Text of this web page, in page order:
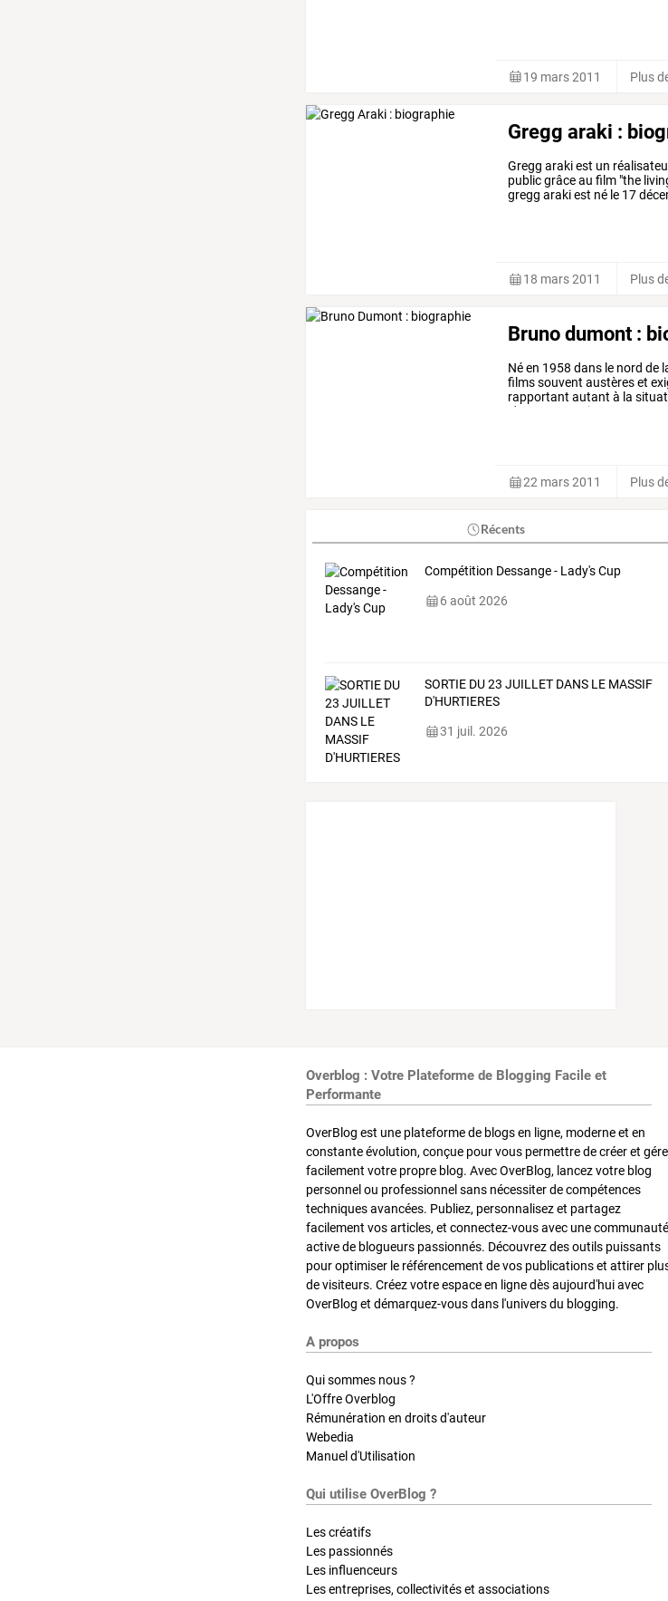
19 mars 2011 Plus
Gregg araki :
Gregg araki est un
public grâce au film "the
gregg araki est né le 17
18 mars 2011 Plus
Bruno dumont :
Néen 1958 dans le nord de
filmssouvent austèreset
rapportant autant à la
s'appuyant
uniquement
22 mars 2011 Plus
Récents
Compétition Dessange - Lady's Cup
6 août 2026
SORTIE DU 23 JUILLET DANS LE MASSIF
D'HURTIERES
31 juil. 2026
Overblog : Votre Plateforme de Blogging Facile et
Performante
OverBlog est une plateforme de blogs en ligne, moderne et en
constante évolution, conçue pour vous permettre de créer et
facilement votre propre blog. Avec OverBlog, lancez votre blog
personnel ou professionnel sans nécessiter de compétences
techniques avancées. Publiez, personnalisez et partagez
facilement vos articles, et connectez-vous avec une communauté
active de blogueurs passionnés. Découvrez des outils puissants
pour optimiser le référencement de vos publications et attirer
de visiteurs. Créez votre espace en ligne dès aujourd'hui avec
OverBlog et démarquez-vous dans l'univers du blogging.
A propos
Qui sommes nous ?
L'Offre Overblog
Rémunération en droits d'auteur
Webedia
Manuel d'Utilisation
Qui utilise OverBlog ?
Les créatifs
Les passionnés
Les influenceurs
Les entreprises, collectivités et associations